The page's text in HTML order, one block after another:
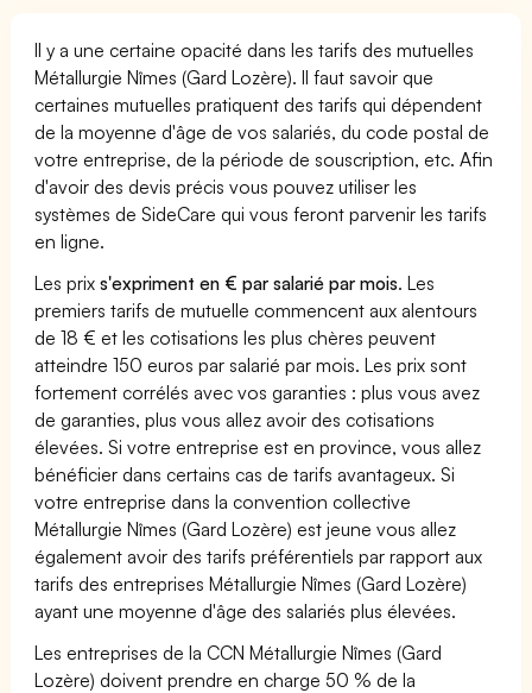
Il y a une certaine opacité dans les tarifs des mutuelles
Métallurgie Nîmes (Gard Lozère). Il faut savoir que
certaines mutuelles pratiquent des tarifs qui dépendent
de la moyenne d'âge de vos salariés, du code postal de
votre entreprise, de la période de souscription, etc. Afin
d'avoir des devis précis vous pouvez utiliser les
systèmes de SideCare qui vous feront parvenir les tarifs
en ligne.
Les prixs'expriment en € par salarié par mois. Les
premiers tarifs de mutuelle commencent aux alentours
de 18 € et les cotisations les plus chères peuvent
atteindre 150 euros par salarié par mois. Les prix sont
fortement corrélés avec vos garanties : plus vous avez
de garanties, plus vous allez avoir des cotisations
élevées. Si votre entreprise est en province, vous allez
bénéficier dans certains cas de tarifs avantageux. Si
votre entreprise dans la convention collective
Métallurgie Nîmes (Gard Lozère) est jeune vous allez
également avoir des tarifs préférentiels par rapport aux
tarifs des entreprises Métallurgie Nîmes (Gard Lozère)
ayant une moyenne d'âge des salariés plus élevées.
Les entreprises de la CCN Métallurgie Nîmes (Gard
Lozère) doivent prendre en charge 50 % de la